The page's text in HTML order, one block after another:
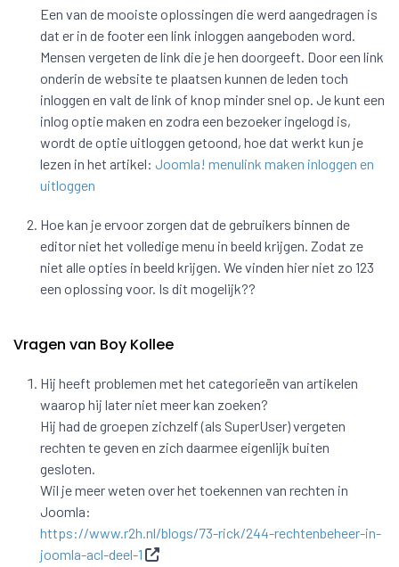
Een van de mooiste oplossingen die werd aangedragen is
dat er in de footer een link inloggen aangeboden word.
Mensen vergeten de link die je hen doorgeeft. Door een link
onderin de website te plaatsen kunnen de leden toch
inloggen en valt de link of knop minder snel op. Je kunt een
inlog optie maken en zodra een bezoeker ingelogd is,
wordt de optie uitloggen getoond, hoe dat werkt kun je
lezen in het artikel: Joomla! menulink maken inloggen en
uitloggen
Hoe kan je ervoor zorgen dat de gebruikers binnen de
editor niet het volledige menu in beeld krijgen. Zodat ze
niet alle opties in beeld krijgen. We vinden hier niet zo 123
een oplossing voor. Is dit mogelijk??
Vragen van Boy Kollee
Hij heeft problemen met het categorieën van artikelen
waarop hij later niet meer kan zoeken?
Hij had de groepen zichzelf (als SuperUser) vergeten
rechten te geven en zich daarmee eigenlijk buiten
gesloten.
Wil je meer weten over het toekennen van rechten in
Joomla:
https://www.r2h.nl/blogs/73-rick/244-rechtenbeheer-in-
joomla-acl-deel-1